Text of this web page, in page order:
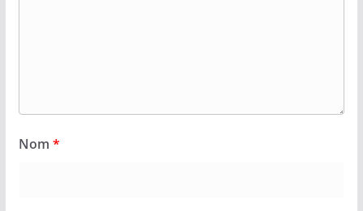
Nom *